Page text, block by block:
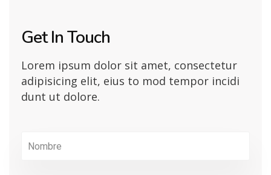
Get In Touch
Lorem ipsum dolor sit amet, consectetur
adipisicing elit, eius to mod tempor incidi
dunt ut dolore.